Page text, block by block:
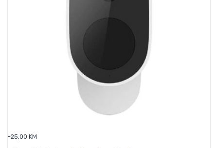
-25,00 KM